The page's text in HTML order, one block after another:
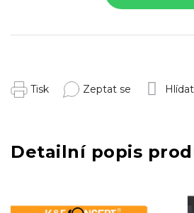
Tisk Zeptat se Hlídat
Detailní popis